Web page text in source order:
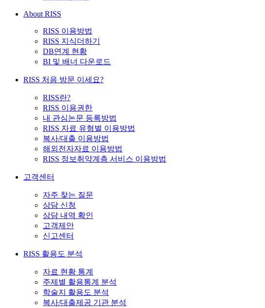
About RISS
RISS 이용방법
RISS 지식더하기
DB연계 현황
BI 및 배너 다운로드
RISS 처음 방문 이세요?
RISS란?
RISS 이용권한
내 관심논문 등록방법
RISS 자료 유형별 이용방법
복사/대출 이용방법
해외전자자료 이용방법
RISS 정보취약계층 서비스 이용방법
고객센터
자주 찾는 질문
상담 신청
상담 내역 확인
고객제안
신고센터
RISS 활용도 분석
자료 현황 통계
주제별 활용통계 분석
학술지 활용도 분석
복사/대출제공 기관 분석